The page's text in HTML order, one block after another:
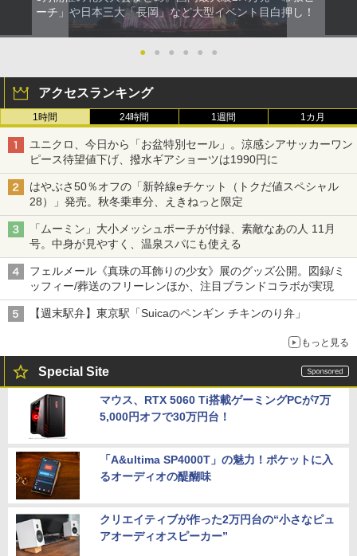
ーチ」や日本三大「長岡」など大型イベント目白押し！
● ● ● ● ● ●
アクセスランキング
1時間 24時間 1週間 1カ月
ユニクロ、今日から「お盆特別セール」。涼感シアサッカーワン
ピース待望値下げ、撥水ギアショーツは1990円に
はやぶさ50％オフの「新幹線eチケット（トクだ値スペシャル
28）」発売。秋冬乗車分、えきねっと限定
「ムーミン」大小メッシュポーチが付録、素敵なあの人 11月
号。中身が見やすく、温泉スパにも使える
フェルメール《真珠の耳飾りの少女》展のグッズ公開。図録/ミ
ッフィー/葬送のフリーレンほか、注目ブランドコラボが実現
【週末駅弁】東京駅「Suicaのペンギン チキンのり弁」
もっと見る
Special Site
マウス、RTX 5060 Ti搭載ゲーミングPCが7万
5,000円オフで30万円台！
「A&ultima SP4000T」の魅力！ポケットに入
るオーディオの醍醐味
クリエイティブが作った2万円台の“小さなピュ
アオーディオスピーカー”